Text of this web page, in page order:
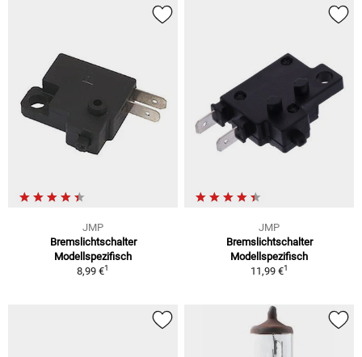
JMP
Bremslichtschalter
Modellspezifisch
8,99 €1
JMP
Bremslichtschalter
Modellspezifisch
11,99 €1